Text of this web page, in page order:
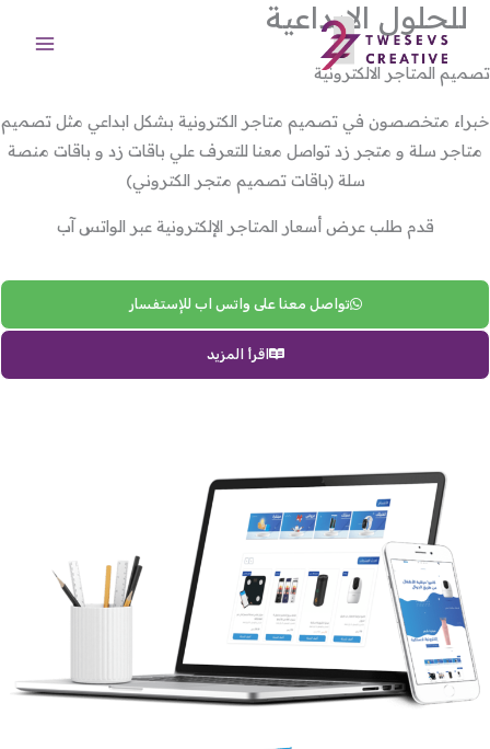
تخطي
المحتوى
للحلول الابداعية
تصميم المتاجر الالكترونية
خبراء متخصصون في تصميم متاجر الكترونية بشكل ابداعي مثل تصميم
متاجر سلة و متجر زد تواصل معنا للتعرف علي باقات زد و باقات منصة
سلة (باقات تصميم متجر الكتروني)
قدم طلب عرض أسعار المتاجر الإلكترونية عبر الواتس آب
تواصل معنا على واتس اب للإستفسار
اقرأ المزيد